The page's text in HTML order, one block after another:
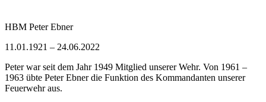
HBM Peter Ebner
11.01.1921 – 24.06.2022
Peter war seit dem Jahr 1949 Mitglied unserer Wehr. Von 1961 –
1963 übte Peter Ebner die Funktion des Kommandanten unserer
Feuerwehr aus.